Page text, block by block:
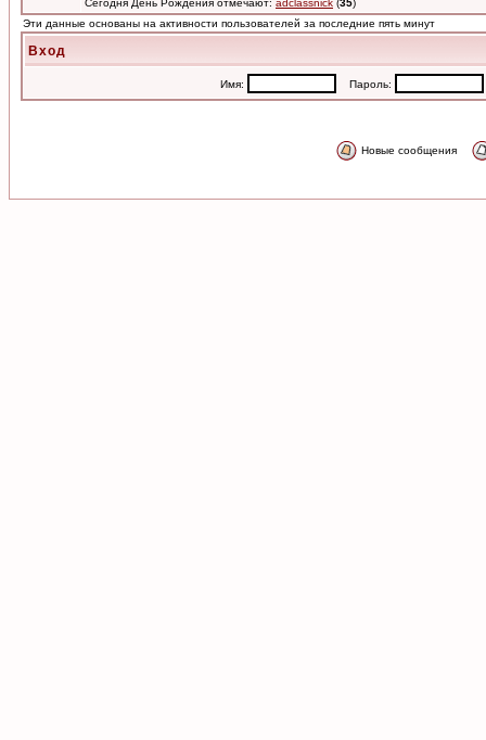
Сегодня День Рождения отмечают: adclassnick (35)
Эти данные основаны на активности пользователей за последние пять минут
Вход
Имя: Пароль:
Новые сообщения